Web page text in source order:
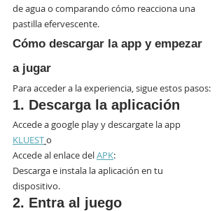
de agua o comparando cómo reacciona una
pastilla efervescente.
Cómo descargar la app y empezar
a jugar
Para acceder a la experiencia, sigue estos pasos:
1. Descarga la aplicación
Accede a google play y descargate la app
KLUESTo
Accede al enlace del APK:
Descarga e instala la aplicación en tu
dispositivo.
2. Entra al juego